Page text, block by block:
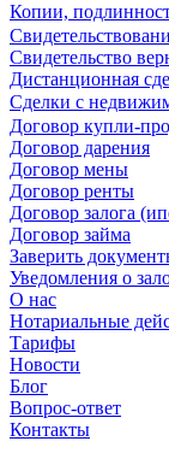
Копии,
Свидетельство
Дистанционная
Сделки с
Договор купли-
Договор дарения
Договор мены
Договор ренты
Договор залога
Договор займа
Заверить
Уведомления о
О нас
Нотариальные
Тарифы
Новости
Блог
Вопрос-ответ
Контакты